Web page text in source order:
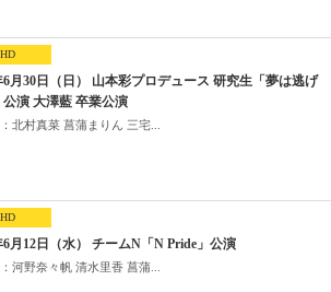
HD
6月30日（日） 山本彩プロデュース 研究生「夢は逃げ
公演 大澤藍 卒業公演
北村真菜 菖蒲まりん 三宅...
HD
6月12日（水） チームN「N Pride」公演
河野奈々帆 清水里香 菖蒲...